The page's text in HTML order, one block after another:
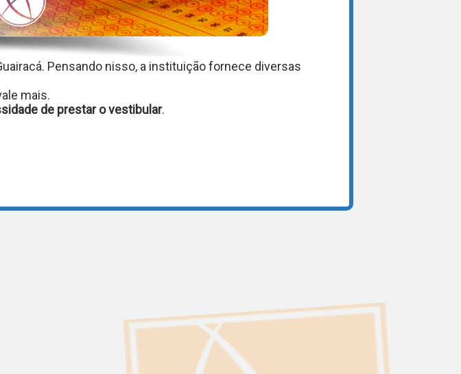
Pensando nisso, a instituição fornece diversas
mais.
de prestar o vestibular.